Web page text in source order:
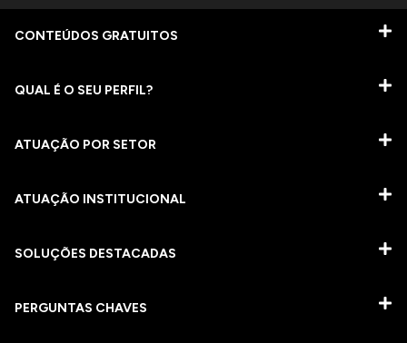
CONTEÚDOS GRATUITOS
QUAL É O SEU PERFIL?
ATUAÇÃO POR SETOR
ATUAÇÃO INSTITUCIONAL
SOLUÇÕES DESTACADAS
PERGUNTAS CHAVES​